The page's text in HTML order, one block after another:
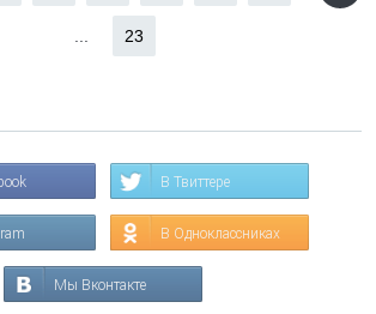
23
В Твиттере
В Одноклассниках
Мы Вконтакте